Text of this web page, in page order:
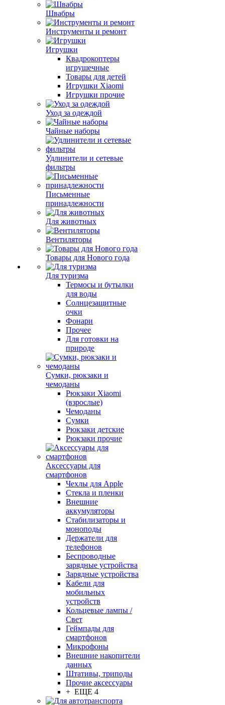
Швабры
Инструменты и ремонт
Игрушки
Квадрокоптеры
игрушечные
Товары для детей
Игрушки Xiaomi
Игрушки прочие
Уход за одеждой
Чайные наборы
Удлинители и сетевые
фильтры
Письменные
принадлежности
Для животных
Вентиляторы
Товары для Нового года
Для туризма
Термосы и бутылки
для воды
Солнцезащитные
очки
Фонари
Прочее
Для готовки на
природе
Сумки, рюкзаки и
чемоданы
Рюкзаки Xiaomi
(взрослые)
Чемоданы
Сумки
Рюкзаки детские
Рюкзаки прочие
Аксессуары для
смартфонов
Чехлы для Apple
Стекла и пленки
Внешние
аккумуляторы
Стабилизаторы и
моноподы
Держатели для
телефонов
Беспроводные
зарядные устройства
Зарядные устройства
Кабели для
мобильных
устройств
Кольцевые лампы /
Свет
Геймпады для
смартфонов
Микрофоны
Внешние накопители
данных
Штативы, триподы
Прочие аксессуары
+ ЕЩЕ 4